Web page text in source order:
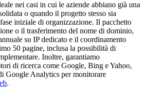
nei casi in cui le aziende abbiano già una
o quando il progetto stesso sia
iniziale di organizzazione. Il pacchetto
o il trasferimento del nome di dominio,
su IP dedicato e il coordinamento
50 pagine, inclusa la possibilità di
Inoltre, garantiamo
di ricerca come Google, Bing e Yahoo,
Google Analytics per monitorare
.